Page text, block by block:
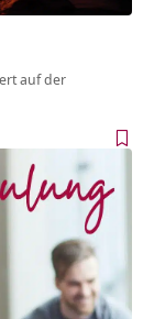
auf der